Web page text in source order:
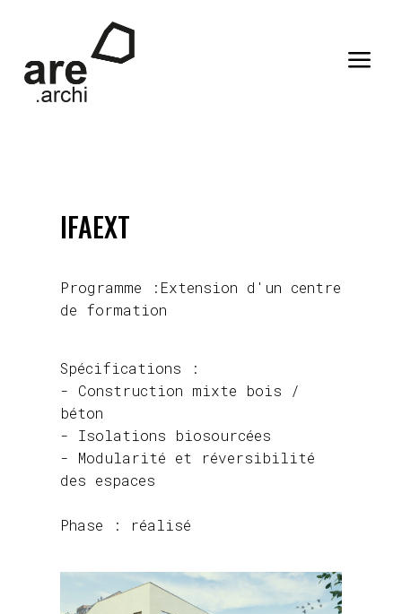
a
IFAEXT
Programme :Extension d'un centre
de formation
Spécifications :
- Construction mixte bois /
béton
- Isolations biosourcées
- Modularité et réversibilité
des espaces
Phase : réalisé